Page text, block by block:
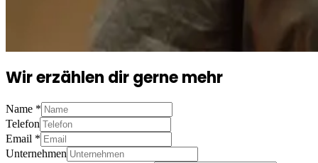
Wir erzählen dir gerne mehr
Name *
Telefon
Email *
Unternehmen